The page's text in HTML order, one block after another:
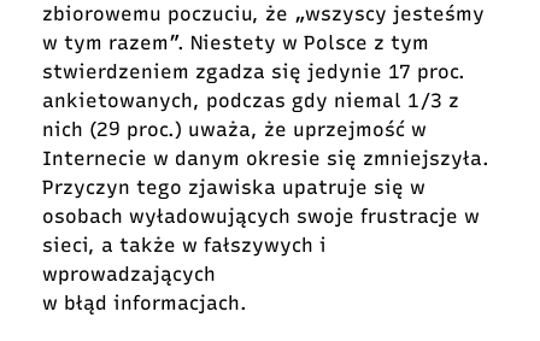
zbiorowemu poczuciu, że „wszyscy jesteśmy
w tym razem”. Niestety w Polsce z tym
stwierdzeniem zgadza się jedynie 17 proc.
ankietowanych, podczas gdy niemal 1/3 z
nich (29 proc.) uważa, że uprzejmość w
Internecie w danym okresie się zmniejszyła.
Przyczyn tego zjawiska upatruje się w
osobach wyładowujących swoje frustracje w
sieci, a także w fałszywych i
wprowadzających
w błąd informacjach.